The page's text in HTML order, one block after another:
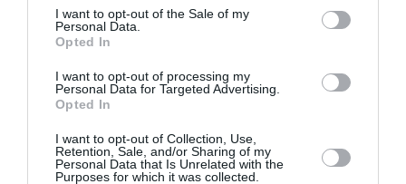
consent section.
I want to opt-out of the Sale of my
Personal Data.
Opted In
I want to opt-out of processing my
Personal Data for Targeted Advertising.
Opted In
I want to opt-out of Collection, Use,
Retention, Sale, and/or Sharing of my
Personal Data that Is Unrelated with the
Purposes for which it was collected.
διαβάστε ακόμη